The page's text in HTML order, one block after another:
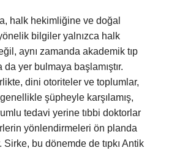
halk hekimliğine ve doğal
bilgiler yalnızca halk
aynı zamanda akademik tıp
da yer bulmaya başlamıştır.
dini otoriteler ve toplumlar,
şüpheyle karşılamış,
tedavi yerine tıbbi doktorlar
yönlendirmeleri ön planda
Sirke, bu dönemde de tıpkı Antik